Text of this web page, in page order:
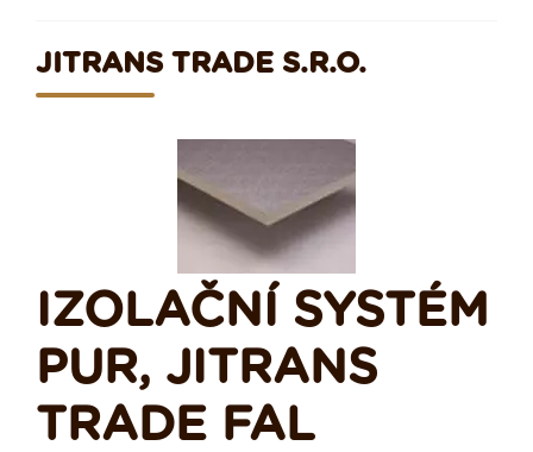
JITRANS TRADE S.R.O.
IZOLAČNÍ SYSTÉM
PUR, JITRANS
TRADE FAL